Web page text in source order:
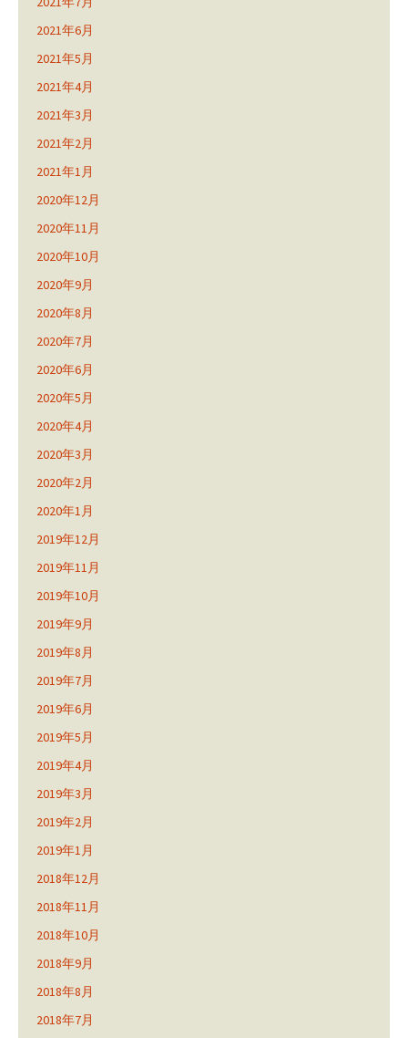
2021年6月
2021年5月
2021年4月
2021年3月
2021年2月
2021年1月
2020年12月
2020年11月
2020年10月
2020年9月
2020年8月
2020年7月
2020年6月
2020年5月
2020年4月
2020年3月
2020年2月
2020年1月
2019年12月
2019年11月
2019年10月
2019年9月
2019年8月
2019年7月
2019年6月
2019年5月
2019年4月
2019年3月
2019年2月
2019年1月
2018年12月
2018年11月
2018年10月
2018年9月
2018年8月
2018年7月